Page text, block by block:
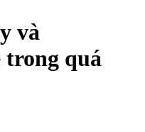
và
trong quá